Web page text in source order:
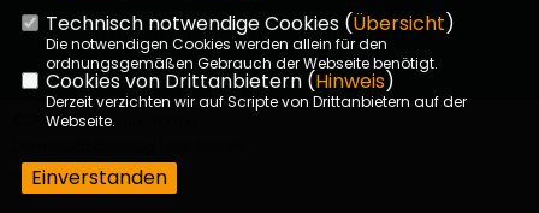
Impressum Datenschutz Kontakt
©2026 CDU Kreisverband
vorbehalten.
Technisch notwendige Cookies (Übersicht)
Die notwendigen Cookies werden allein für den
ordnungsgemäßen Gebrauch der Webseite benötigt.
Cookies von Drittanbietern (Hinweis)
Derzeit verzichten wir auf Scripte von Drittanbietern auf der
Webseite.
Einverstanden